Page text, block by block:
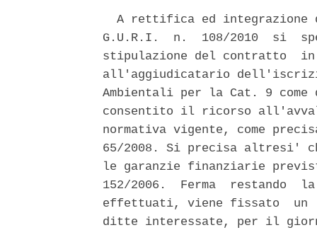
A rettifica ed integrazione
G.U.R.I.  n.  108/2010  si
stipulazione del contratto  in
all'aggiudicatario
Ambientali per la Cat. 9
consentito il ricorso
normativa vigente, come
65/2008. Si precisa altresi'
le garanzie finanziarie
152/2006.  Ferma
effettuati, viene fissato  un
ditte interessate, per il